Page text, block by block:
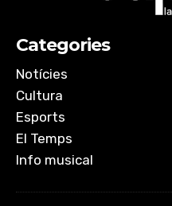
Categories
Notícies
Cultura
Esports
El Temps
Info musical